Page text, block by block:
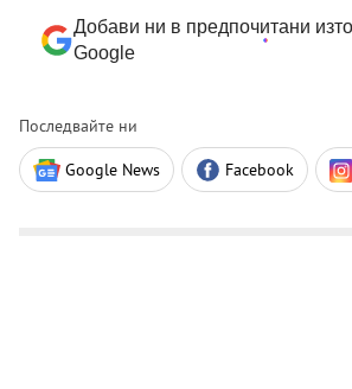
Добави ни в предпочитани
Google
Последвайте ни
Google News Facebook